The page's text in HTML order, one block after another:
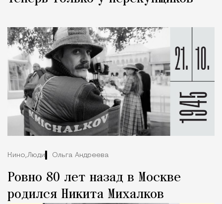
Кино,Люди Ольга Андреева
Ровно 80 лет назад в Москве
родился Никита Михалков